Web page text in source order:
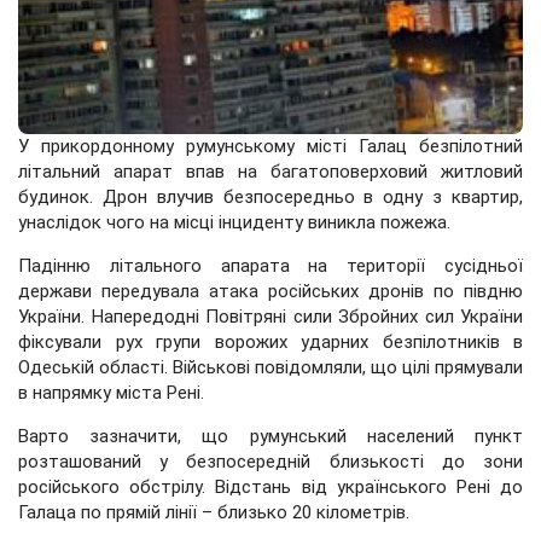
У прикордонному румунському місті Галац безпілотний
літальний апарат впав на багатоповерховий житловий
будинок. Дрон влучив безпосередньо в одну з квартир,
унаслідок чого на місці інциденту виникла пожежа.
Падінню літального апарата на території сусідньої
держави передувала атака російських дронів по півдню
України. Напередодні Повітряні сили Збройних сил України
фіксували рух групи ворожих ударних безпілотників в
Одеській області. Військові повідомляли, що цілі прямували
в напрямку міста Рені.
Варто зазначити, що румунський населений пункт
розташований у безпосередній близькості до зони
російського обстрілу. Відстань від українського Рені до
Галаца по прямій лінії – близько 20 кілометрів.